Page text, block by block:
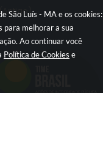
São Luís - MA e os cookies:
para melhorar a sua
Ao continuar você
Política de Cookies e